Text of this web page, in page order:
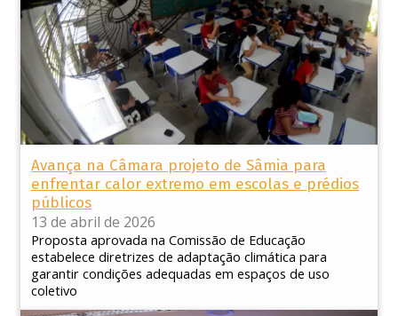
Avança na Câmara projeto de Sâmia para
enfrentar calor extremo em escolas e prédios
públicos
13 de abril de 2026
Proposta aprovada na Comissão de Educação
estabelece diretrizes de adaptação climática para
garantir condições adequadas em espaços de uso
coletivo